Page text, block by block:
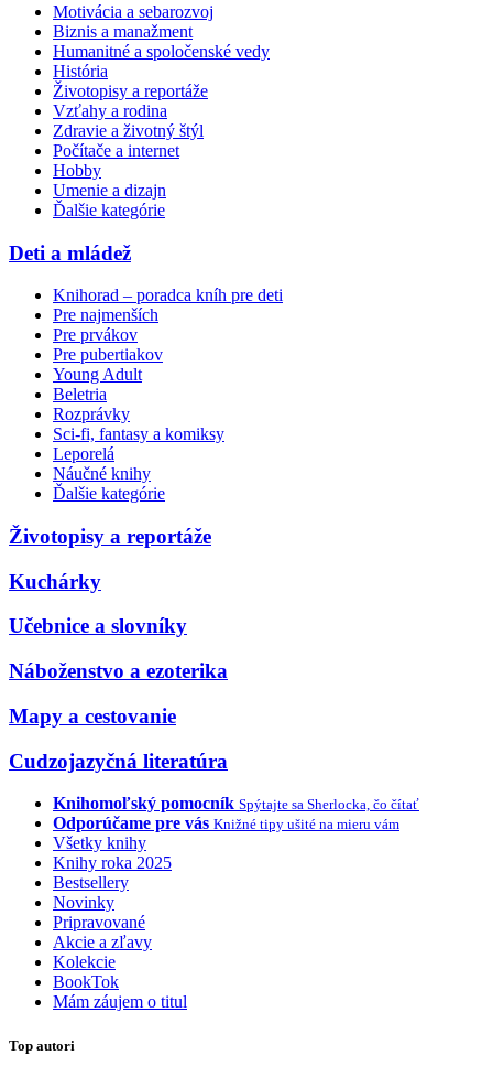
Motivácia a sebarozvoj
Biznis a manažment
Humanitné a spoločenské vedy
História
Životopisy a reportáže
Vzťahy a rodina
Zdravie a životný štýl
Počítače a internet
Hobby
Umenie a dizajn
Ďalšie kategórie
Deti a mládež
Knihorad – poradca kníh pre deti
Pre najmenších
Pre prvákov
Pre pubertiakov
Young Adult
Beletria
Rozprávky
Sci-fi, fantasy a komiksy
Leporelá
Náučné knihy
Ďalšie kategórie
Životopisy a reportáže
Kuchárky
Učebnice a slovníky
Náboženstvo a ezoterika
Mapy a cestovanie
Cudzojazyčná literatúra
Knihomoľský pomocník Spýtajte sa Sherlocka, čo čítať
Odporúčame pre vás Knižné tipy ušité na mieru vám
Všetky knihy
Knihy roka 2025
Bestsellery
Novinky
Pripravované
Akcie a zľavy
Kolekcie
BookTok
Mám záujem o titul
Top autori